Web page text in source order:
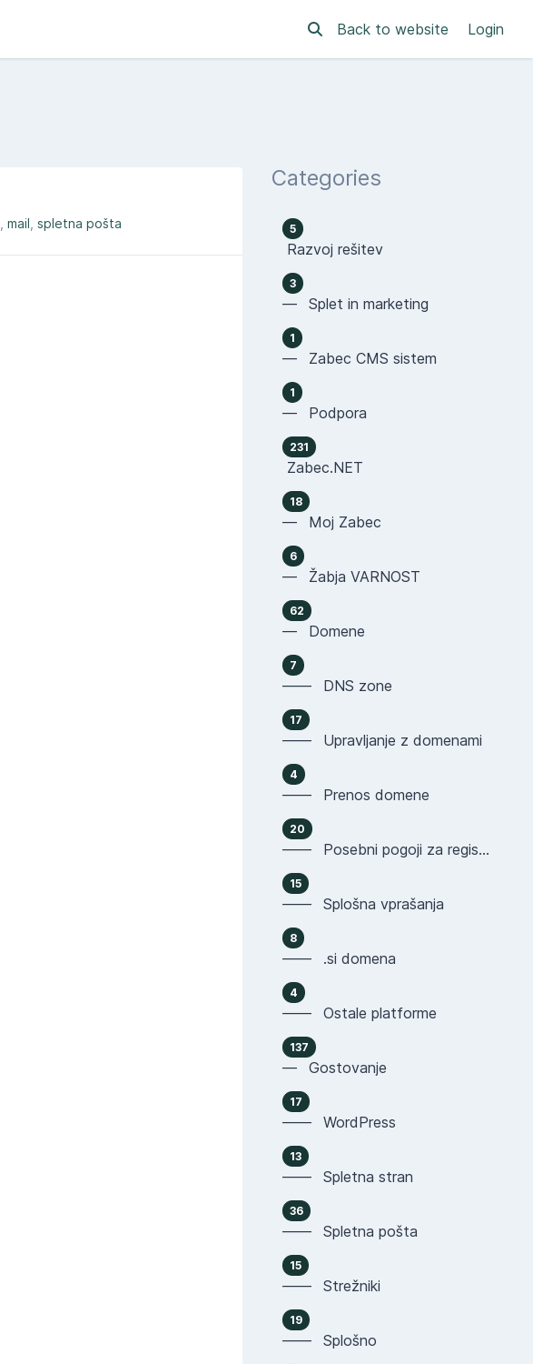
Back to website Login
mail spletna pošta
Categories
5
Razvoj rešitev
3
— Splet in marketing
1
— Zabec CMS sistem
1
— Podpora
231
Zabec.NET
18
— Moj Zabec
6
— Žabja VARNOST
62
— Domene
7
—— DNS zone
17
—— Upravljanje z domenami
4
—— Prenos domene
20
—— Posebni pogoji za registracijo domen
15
—— Splošna vprašanja
8
—— .si domena
4
—— Ostale platforme
137
— Gostovanje
17
—— WordPress
13
—— Spletna stran
36
—— Spletna pošta
15
—— Strežniki
19
—— Splošno